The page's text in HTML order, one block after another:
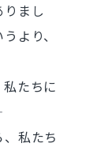
まし
より、
たちに
私たち